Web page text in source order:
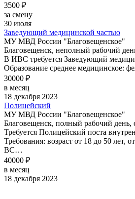
3500 ₽
за смену
30 июля
Заведующий медицинской частью
МУ МВД России "Благовещенское"
Благовещенск, неполный рабочий
В ИВС требуется Заведующий
Образование среднее медицинское:
30000 ₽
в месяц
18 декабря 2023
Полицейский
МУ МВД России "Благовещенское"
Благовещенск, полный рабочий
Требуется Полицейский поста
Требования: возраст от 18 до 50 лет,
ВС…
40000 ₽
в месяц
18 декабря 2023